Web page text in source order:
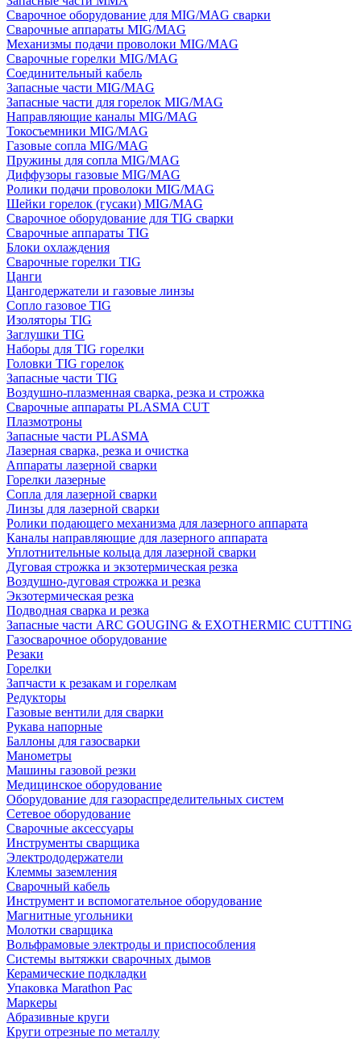
Сварочное оборудование для MIG/MAG сварки
Сварочные аппараты MIG/MAG
Механизмы подачи проволоки MIG/MAG
Сварочные горелки MIG/MAG
Соединительный кабель
Запасные части MIG/MAG
Запасные части для горелок MIG/MAG
Направляющие каналы MIG/MAG
Токосъемники MIG/MAG
Газовые сопла MIG/MAG
Пружины для сопла MIG/MAG
Диффузоры газовые MIG/MAG
Ролики подачи проволоки MIG/MAG
Шейки горелок (гусаки) MIG/MAG
Сварочное оборудование для TIG сварки
Сварочные аппараты TIG
Блоки охлаждения
Сварочные горелки TIG
Цанги
Цангодержатели и газовые линзы
Сопло газовое TIG
Изоляторы TIG
Заглушки TIG
Наборы для TIG горелки
Головки TIG горелок
Запасные части TIG
Воздушно-плазменная сварка, резка и строжка
Сварочные аппараты PLASMA CUT
Плазмотроны
Запасные части PLASMA
Лазерная сварка, резка и очистка
Аппараты лазерной сварки
Горелки лазерные
Сопла для лазерной сварки
Линзы для лазерной сварки
Ролики подающего механизма для лазерного аппарата
Каналы направляющие для лазерного аппарата
Уплотнительные кольца для лазерной сварки
Дуговая строжка и экзотермическая резка
Воздушно-дуговая строжка и резка
Экзотермическая резка
Подводная сварка и резка
Запасные части ARC GOUGING & EXOTHERMIC CUTTING
Газосварочное оборудование
Резаки
Горелки
Запчасти к резакам и горелкам
Редукторы
Газовые вентили для сварки
Рукава напорные
Баллоны для газосварки
Манометры
Машины газовой резки
Медицинское оборудование
Оборудование для газораспределительных систем
Сетевое оборудование
Сварочные аксессуары
Инструменты сварщика
Электрододержатели
Клеммы заземления
Сварочный кабель
Инструмент и вспомогательное оборудование
Магнитные угольники
Молотки сварщика
Вольфрамовые электроды и приспособления
Системы вытяжки сварочных дымов
Керамические подкладки
Упаковка Marathon Pac
Маркеры
Абразивные круги
Круги отрезные по металлу